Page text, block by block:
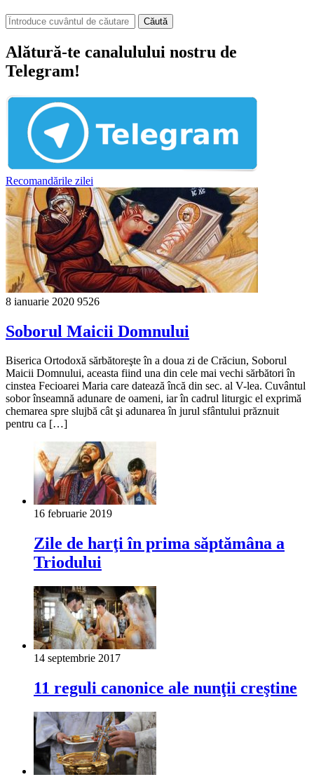
Căută
Alătură-te canalulului nostru de
Telegram!
Recomandările zilei
8 ianuarie 2020 9526
Soborul Maicii Domnului
Biserica Ortodoxă sărbătoreşte în a doua zi de Crăciun, Soborul
Maicii Domnului, aceasta fiind una din cele mai vechi sărbători în
cinstea Fecioarei Maria care datează încă din sec. al V-lea. Cuvântul
sobor înseamnă adunare de oameni, iar în cadrul liturgic el exprimă
chemarea spre slujbă cât şi adunarea în jurul sfântului prăznuit
pentru ca […]
16 februarie 2019
Zile de harţi în prima săptămâna a
Triodului
14 septembrie 2017
11 reguli canonice ale nunţii creştine